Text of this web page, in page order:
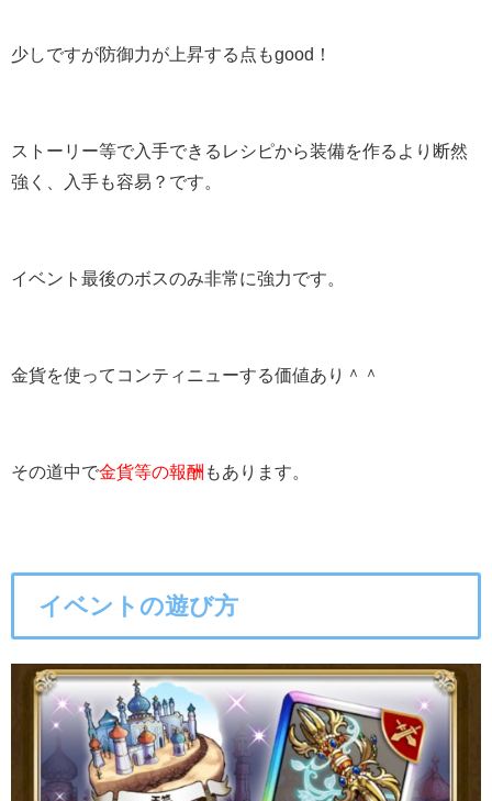
少しですが防御力が上昇する点もgood！
ストーリー等で入手できるレシピから装備を作るより断然
強く、入手も容易？です。
イベント最後のボスのみ非常に強力です。
金貨を使ってコンティニューする価値あり＾＾
その道中で金貨等の報酬 もあります。
イベントの遊び方